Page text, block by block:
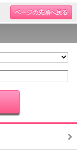
ページの先頭へ戻る